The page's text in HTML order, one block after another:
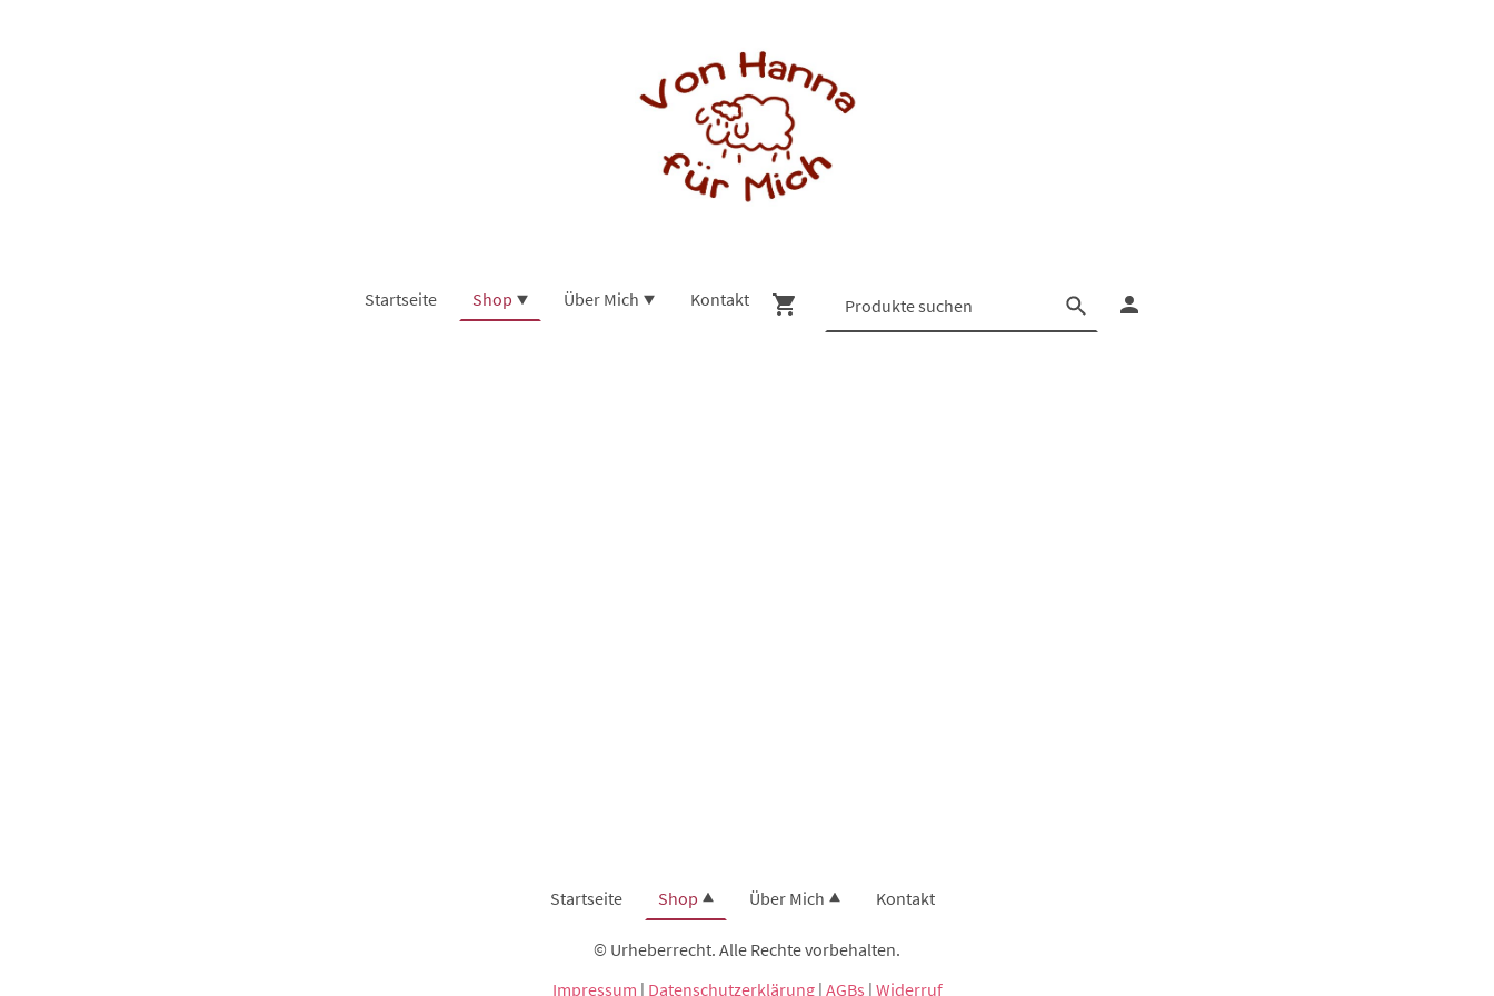
Startseite Shop Über Mich Kontakt
Startseite Shop Über Mich Kontakt
© Urheberrecht. Alle Rechte vorbehalten.
Impressum | Datenschutzerklärung| AGBs | Widerruf